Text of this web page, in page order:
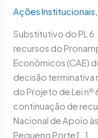
Ações Institucionais
Substitutivo do PL
recursos do
Econômicos (CAE)
decisão terminativa
do Projeto de Lei
continuação de
Nacional de Apoio
Pequeno Porte […]
aprovado
CAE